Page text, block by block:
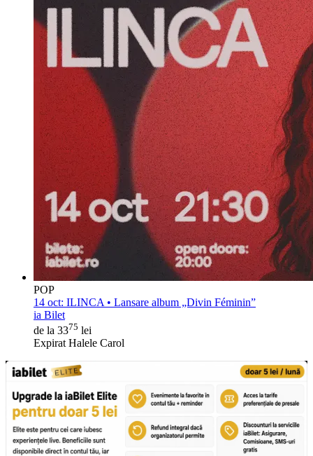
POP
14 oct: ILINCA • Lansare album „Divin Féminin”
ia Bilet
de la 3375 lei
Expirat Halele Carol